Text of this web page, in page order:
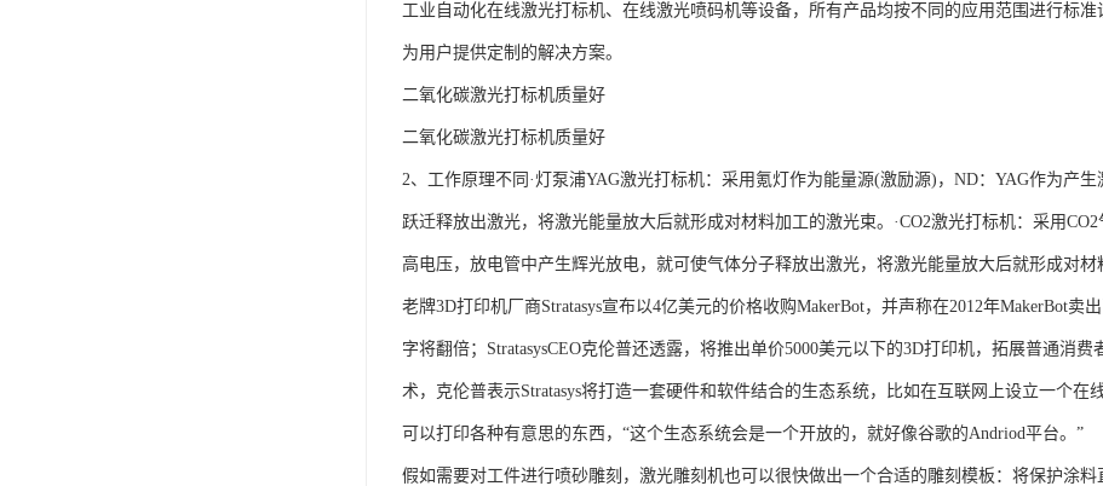
工业自动化在线激光打标机、在线激光喷码机等设备，所有产品均按不同的应用范围进行标
为用户提供定制的解决方案。
二氧化碳激光打标机质量好
二氧化碳激光打标机质量好
2、工作原理不同·灯泵浦YAG激光打标机：采用氪灯作为能量源(激励源)，ND：YAG作为产
跃迁释放出激光，将激光能量放大后就形成对材料加工的激光束。·CO2激光打标机：采用
高电压，放电管中产生辉光放电，就可使气体分子释放出激光，将激光能量放大后就形成对材
老牌3D打印机厂商Stratasys宣布以4亿美元的价格收购MakerBot，并声称在2012年MakerBot卖
字将翻倍；StratasysCEO克伦普还透露，将推出单价5000美元以下的3D打印机，拓展普通消
术，克伦普表示Stratasys将打造一套硬件和软件结合的生态系统，比如在互联网上设立一个
可以打印各种有意思的东西，“这个生态系统会是一个开放的，就好像谷歌的Andriod平台。”
假如需要对工件进行喷砂雕刻，激光雕刻机也可以很快做出一个合适的雕刻模板：将保护涂